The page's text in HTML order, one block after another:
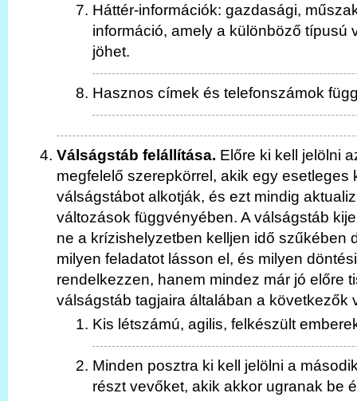
Háttér-információk: gazdasági,
információ, amely a különböző típusú
jöhet.
Hasznos címek és telefonszámok
Válságstáb felállítása. Előre ki kell jelölni
megfelelő szerepkörrel, akik egy esetleges
válságstábot alkotják, és ezt mindig
változások függvényében. A válságstáb
ne a krízishelyzetben kelljen idő szűkében
milyen feladatot lásson el, és milyen
rendelkezzen, hanem mindez már jó előre
válságstáb tagjaira általában a következők
Kis létszámú, agilis, felkészült
Minden posztra ki kell jelölni a
részt vevőket, akik akkor ugranak be